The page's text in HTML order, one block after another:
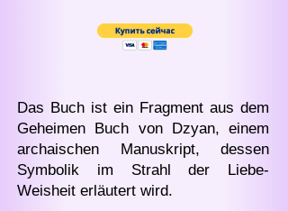
Das Buch ist ein Fragment aus dem
Geheimen Buch von Dzyan, einem
archaischen Manuskript, dessen
Symbolik im Strahl der Liebe-
Weisheit erläutert wird.